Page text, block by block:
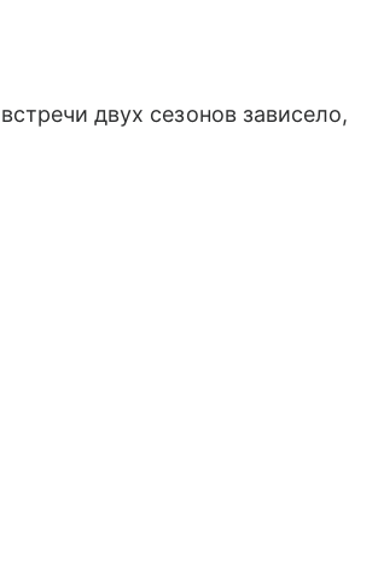
двух сезонов зависело,